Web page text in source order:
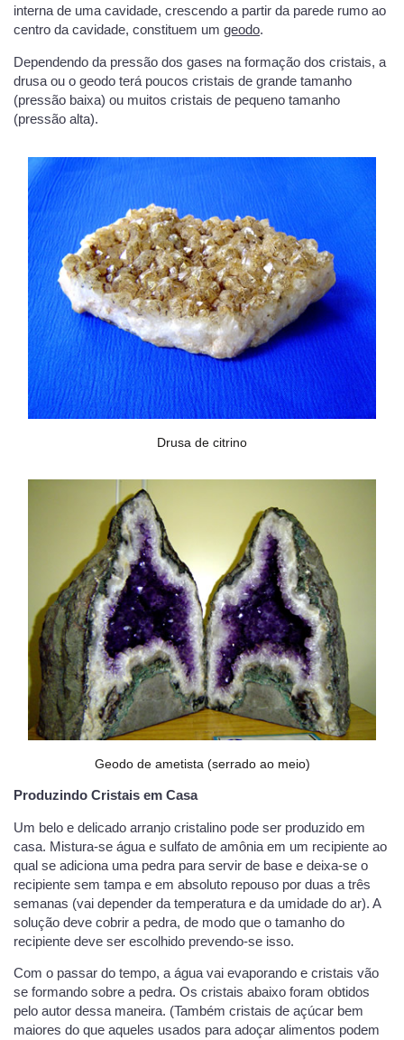
interna de uma cavidade, crescendo a partir da parede rumo ao
centro da cavidade, constituem um geodo.
Dependendo da pressão dos gases na formação dos cristais, a
drusa ou o geodo terá poucos cristais de grande tamanho
(pressão baixa) ou muitos cristais de pequeno tamanho
(pressão alta).
Drusa de citrino
Geodo de ametista (serrado ao meio)
Produzindo Cristais em Casa
Um belo e delicado arranjo cristalino pode ser produzido em
casa. Mistura-se água e sulfato de amônia em um recipiente ao
qual se adiciona uma pedra para servir de base e deixa-se o
recipiente sem tampa e em absoluto repouso por duas a três
semanas (vai depender da temperatura e da umidade do ar). A
solução deve cobrir a pedra, de modo que o tamanho do
recipiente deve ser escolhido prevendo-se isso.
Com o passar do tempo, a água vai evaporando e cristais vão
se formando sobre a pedra. Os cristais abaixo foram obtidos
pelo autor dessa maneira. (Também cristais de açúcar bem
maiores do que aqueles usados para adoçar alimentos podem